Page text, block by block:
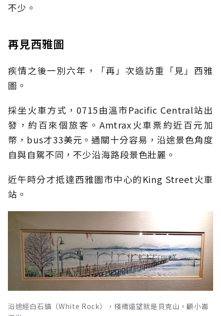
不少。
再見西雅圖
疾情之後一別六年，「再」次造訪重「見」西雅
圖。
採坐火車方式，0715由溫市Pacific Central站出
發，約百來個旅客。Amtrax火車票約近百元加
幣，bus才33美元。通關十分容易，沿途景色角度
自與自駕不同，不少沿海路段景色壯麗。
近午時分才抵達西雅圖市中心的King Street火車
站。
沿途經白石鎮（White Rock），棧橋遠望就是貝克山。顧小崙